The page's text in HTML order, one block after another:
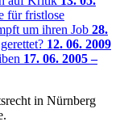
für fristlose
um ihren Job 28.
12. 06. 2009
17. 06. 2005 –
in Nürnberg